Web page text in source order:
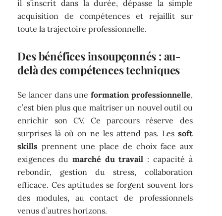
il s’inscrit dans la durée, dépasse la simple
acquisition de compétences et rejaillit sur
toute la trajectoire professionnelle.
Des bénéfices insoupçonnés : au-
delà des compétences techniques
Se lancer dans une formation professionnelle,
c’est bien plus que maîtriser un nouvel outil ou
enrichir son CV. Ce parcours réserve des
surprises là où on ne les attend pas. Les soft
skills prennent une place de choix face aux
exigences du marché du travail : capacité à
rebondir, gestion du stress, collaboration
efficace. Ces aptitudes se forgent souvent lors
des modules, au contact de professionnels
venus d’autres horizons.